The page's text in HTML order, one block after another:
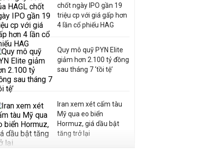
chốt ngày IPO gần 19
triệu cp với giá gấp hơn
4 lần cổ phiếu HAG
Quy mô quỹ PYN Elite
giảm hơn 2.100 tỷ đồng
sau tháng 7 ‘tồi tệ’
Iran xem xét cấm tàu
Mỹ qua eo biển
Hormuz, giá dầu bật
tăng trở lại